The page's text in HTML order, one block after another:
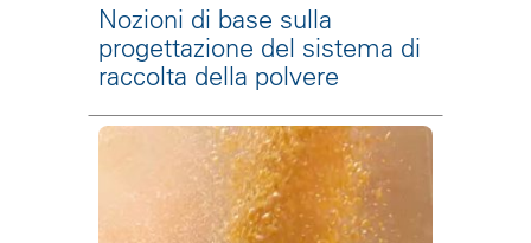
Nozioni di base sulla
progettazione del sistema di
raccolta della polvere